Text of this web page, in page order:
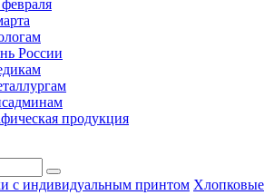
России
продукция
с индивидуальным принтом Хлопковые